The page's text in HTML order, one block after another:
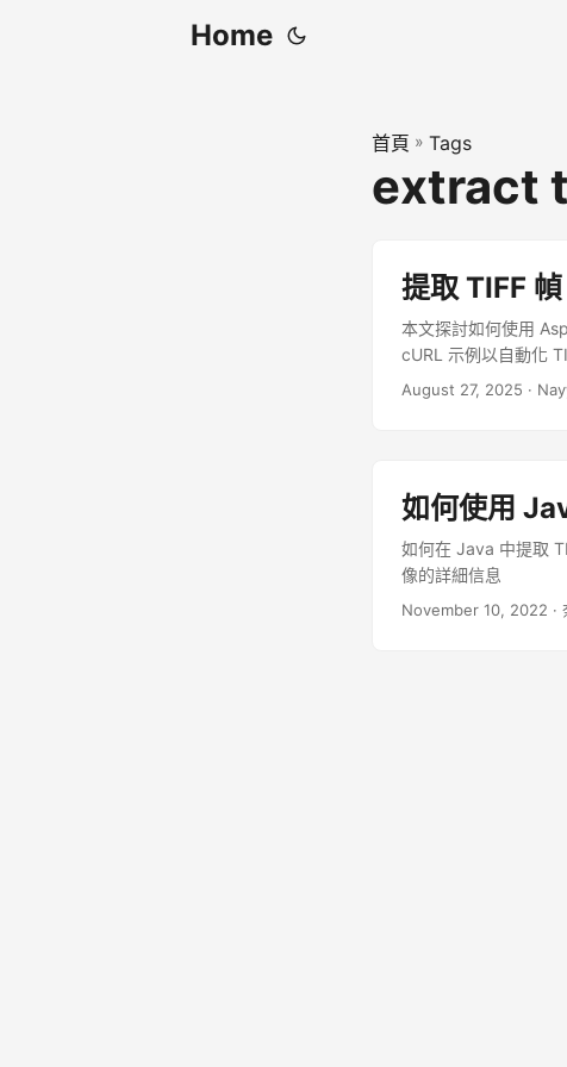
Home
首頁 » Tags
extract
提取 TIFF
本文探討如何使用
cURL 示例以自動化
August 27, 2025 ·
如何使用
如何在 Java 中提取
像的詳細信息
November 10, 2022 ·